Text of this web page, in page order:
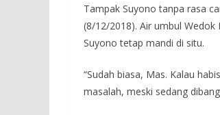
Tampak Suyono tanpa rasa
(8/12/2018). Air umbul
Suyono tetap mandi di situ.
“Sudah biasa, Mas. Kalau
masalah, meski sedang